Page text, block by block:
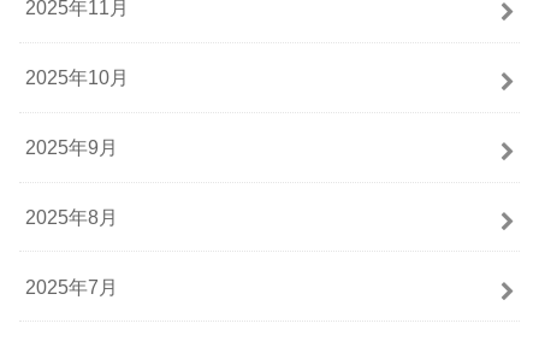
2025年11月
2025年10月
2025年9月
2025年8月
2025年7月